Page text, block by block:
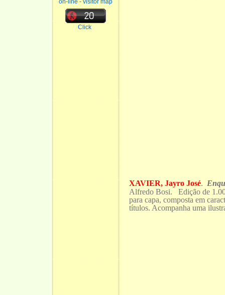
on-line - visitor map
Click
XAVIER, Jayro José.
Alfredo Bosi. Edição de
para capa, composta em
títulos. Acompanha uma